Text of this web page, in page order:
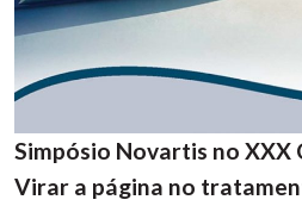
Simpósio Novartis no XXX
Virar a página no